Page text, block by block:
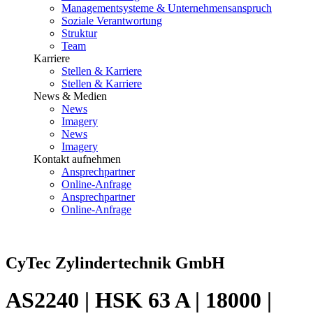
Managementsysteme & Unternehmensanspruch
Soziale Verantwortung
Struktur
Team
Karriere
Stellen & Karriere
Stellen & Karriere
News & Medien
News
Imagery
News
Imagery
Kontakt aufnehmen
Ansprechpartner
Online-Anfrage
Ansprechpartner
Online-Anfrage
CyTec Zylindertechnik GmbH
AS2240 | HSK 63 A | 18000 |